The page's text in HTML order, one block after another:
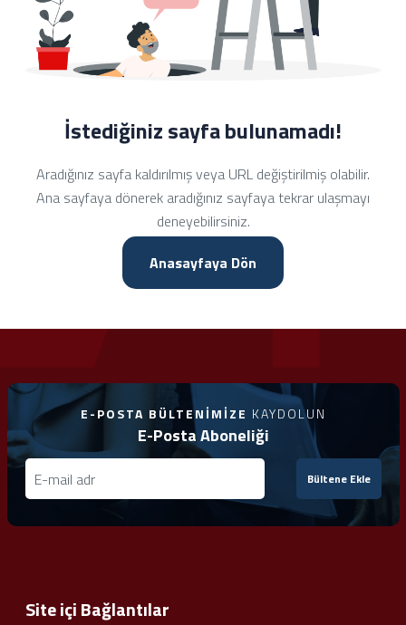
İstediğiniz sayfa bulunamadı!
Aradığınız sayfa kaldırılmış veya URL değiştirilmiş olabilir.
Ana sayfaya dönerek aradığınız sayfaya tekrar ulaşmayı
deneyebilirsiniz.
Anasayfaya Dön
E-POSTA BÜLTENIMIZE KAYDOLUN
E-Posta Aboneliği
Bültene Ekle
Site içi Bağlantılar